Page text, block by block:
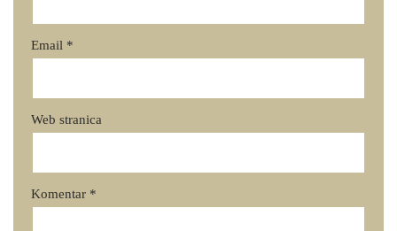
Email *
Web stranica
Komentar *